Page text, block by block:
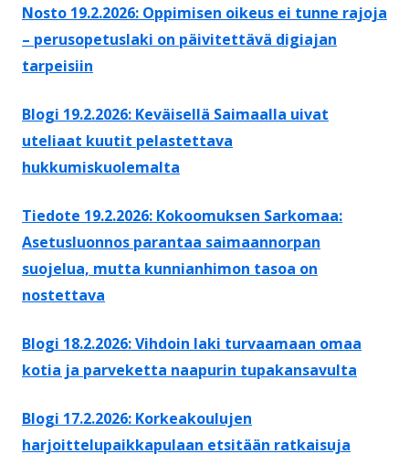
Nosto 19.2.2026: Oppimisen oikeus ei tunne rajoja
– perusopetuslaki on päivitettävä digiajan
tarpeisiin
Blogi 19.2.2026: Keväisellä Saimaalla uivat
uteliaat kuutit pelastettava
hukkumiskuolemalta
Tiedote 19.2.2026: Kokoomuksen Sarkomaa:
Asetusluonnos parantaa saimaannorpan
suojelua, mutta kunnianhimon tasoa on
nostettava
Blogi 18.2.2026: Vihdoin laki turvaamaan omaa
kotia ja parveketta naapurin tupakansavulta
Blogi 17.2.2026: Korkeakoulujen
harjoittelupaikkapulaan etsitään ratkaisuja